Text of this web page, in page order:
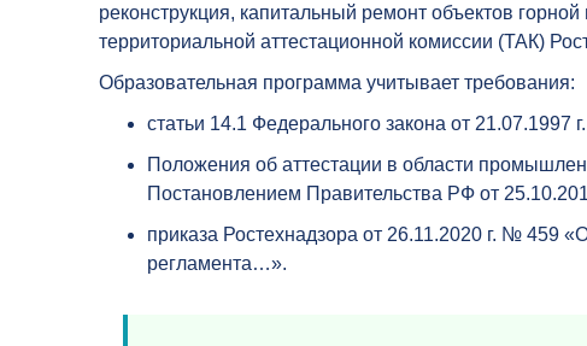
реконструкция, капитальный ремонт объектов
территориальной аттестационной комиссии (ТАК)
Образовательная программа учитывает требования:
статьи 14.1 Федерального закона от
Положения об аттестации в области
Постановлением Правительства РФ от
приказа Ростехнадзора от 26.11.2020 г. № 459
регламента…».